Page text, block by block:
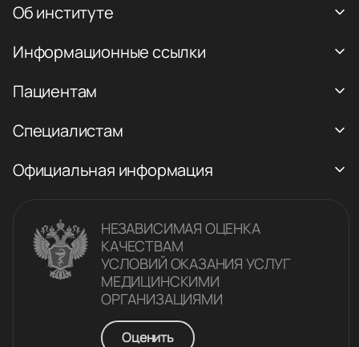
Об институте
Информационные ссылки
Пациентам
Специалистам
Официальная информация
НЕЗАВИСИМАЯ ОЦЕНКА
КАЧЕСТВАM
УСЛОВИЙ ОКАЗАНИЯ УСЛУГ
МЕДИЦИНСКИМИ
ОРГАНИЗАЦИЯМИ
Оценить